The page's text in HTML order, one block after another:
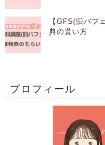
【GFS(旧バフ
典の貰い方
プロフィール